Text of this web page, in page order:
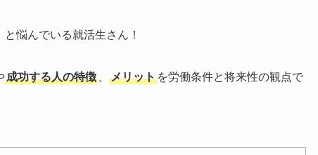
と悩んでいる就活生さん！
成功する人の特徴 メリット を労働条件と将来性の観点で